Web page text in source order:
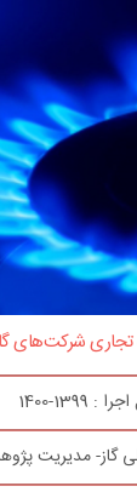
تجاری شرکت‌های
: 1399-1400
گاز- مدیریت